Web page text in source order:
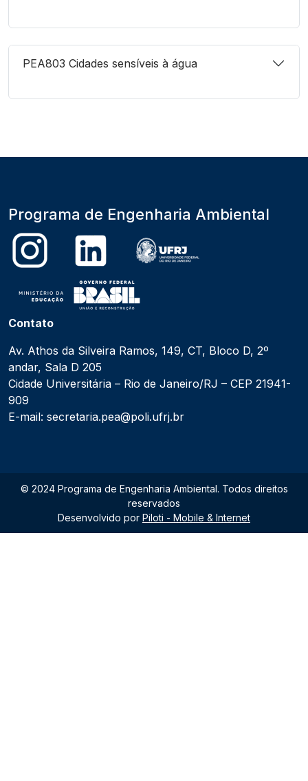
PEA803 Cidades sensíveis à água
Programa de Engenharia Ambiental
Contato
Av. Athos da Silveira Ramos, 149, CT, Bloco D, 2º
andar, Sala D 205
Cidade Universitária – Rio de Janeiro/RJ – CEP 21941-
909
E-mail: secretaria.pea@poli.ufrj.br
© 2024 Programa de Engenharia Ambiental. Todos direitos
reservados
Desenvolvido por Piloti - Mobile & Internet